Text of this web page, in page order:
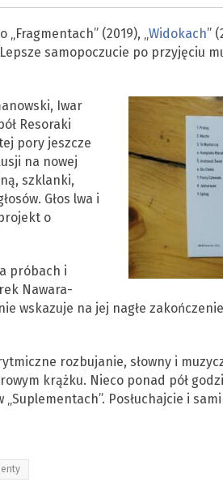
(2019), „Widokach”
samopoczucie po przyjęciu
Iwar
Resoraki
pory jeszcze
na nowej
szklanki,
Głos lwa i
o
próbach i
Nawara-
wskazuje na jej nagłe
rozbujanie, słowny i
krążku. Nieco ponad pół
Posłuchajcie i